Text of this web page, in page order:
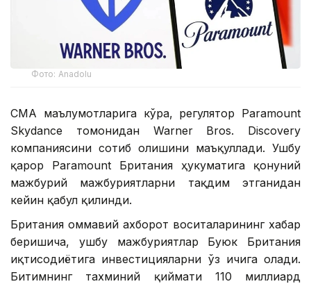
Фото: Аnadolu
CМА маълумотларига кўра, регулятор Paramount
Skydance томонидан Warner Bros. Discovery
компаниясини сотиб олишини маъқуллади. Ушбу
қарор Paramount Британия ҳукуматига қонуний
мажбурий мажбуриятларни тақдим этганидан
кейин қабул қилинди.
Британия оммавий ахборот воситаларининг хабар
беришича, ушбу мажбуриятлар Буюк Британия
иқтисодиётига инвестицияларни ўз ичига олади.
Битимнинг тахминий қиймати 110 миллиард